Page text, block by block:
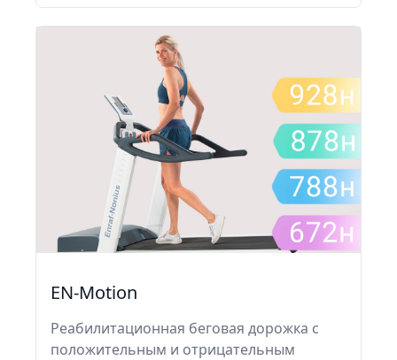
EN-Motion
Реабилитационная беговая дорожка с
положительным и отрицательным